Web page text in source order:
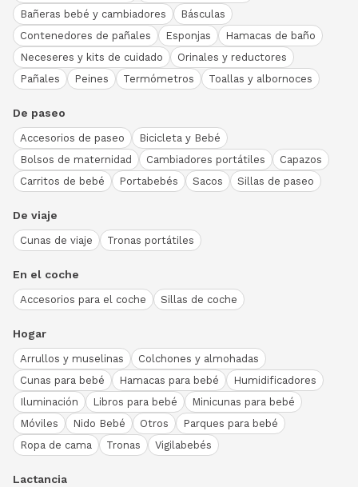
Bañeras bebé y cambiadores
Básculas
Contenedores de pañales
Esponjas
Hamacas de baño
Neceseres y kits de cuidado
Orinales y reductores
Pañales
Peines Termómetros Toallas y albornoces
De paseo
Accesorios de paseo
Bicicleta y Bebé
Bolsos de maternidad
Cambiadores portátiles
Capazos
Carritos de bebé
Portabebés Sacos Sillas de paseo
De viaje
Cunas de viaje Tronas portátiles
En el coche
Accesorios para el coche Sillas de coche
Hogar
Arrullos y muselinas
Colchones y almohadas
Cunas para bebé
Hamacas para bebé
Humidificadores
Iluminación
Libros para bebé
Minicunas para bebé
Móviles
Nido Bebé Otros
Parques para bebé
Ropa de cama
Tronas Vigilabebés
Lactancia